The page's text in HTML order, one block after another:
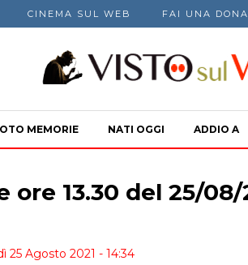
CINEMA SUL WEB FAI UNA
MEMORIE NATI OGGI ADDIO A
ore 13.30 del 25/08/
25 Agosto 2021 - 14:34